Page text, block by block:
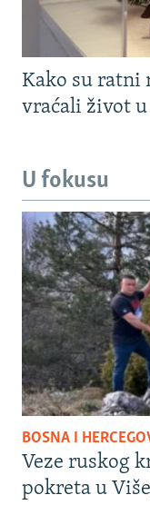
Kako su ratni
vraćali život
U fokusu
BOSNA I
Veze ruskog
pokreta u